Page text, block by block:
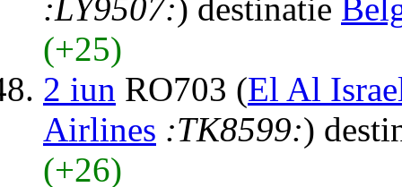
:LY9507:) destinatie
(+25)
2 iun RO703 (El Al
Airlines :TK8599:)
(+26)